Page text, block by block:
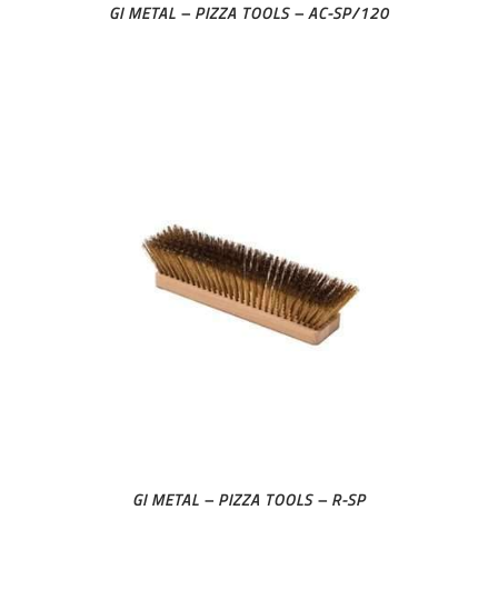
GI METAL – PIZZA TOOLS – AC-SP/120
GI METAL – PIZZA TOOLS – R-SP